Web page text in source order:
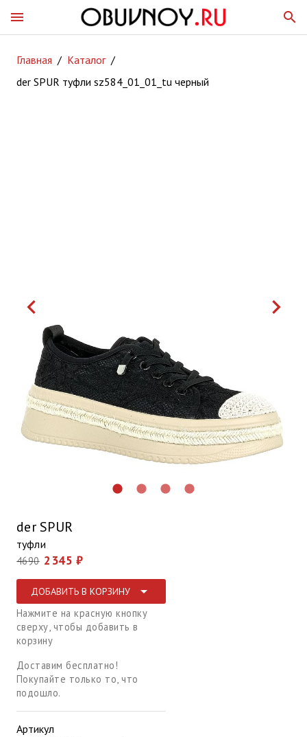
menu search
Главная / Каталог /
der SPUR туфли sz584_01_01_tu черный
lens lens lens lens
keyboard_arrow_left keyboard_arrow_right
der SPUR
туфли
4690 2345 ₽
ДОБАВИТЬ В КОРЗИНУ arrow_drop_down
Нажмите на красную кнопку
сверху, чтобы добавить в
корзину
Доставим бесплатно!
Покупайте только то, что
подошло.
Артикул